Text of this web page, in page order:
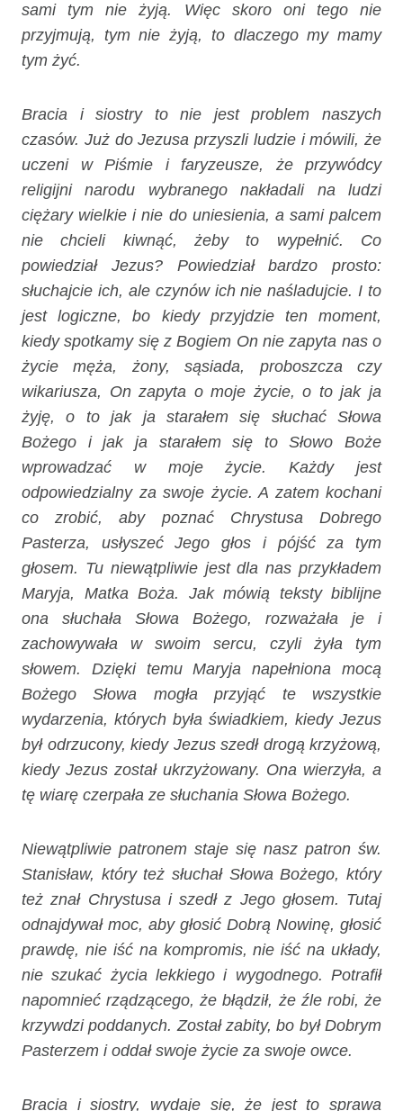
sami tym nie żyją. Więc skoro oni tego nie
przyjmują, tym nie żyją, to dlaczego my mamy
tym żyć.
Bracia i siostry to nie jest problem naszych
czasów. Już do Jezusa przyszli ludzie i mówili, że
uczeni w Piśmie i faryzeusze, że przywódcy
religijni narodu wybranego nakładali na ludzi
ciężary wielkie i nie do uniesienia, a sami palcem
nie chcieli kiwnąć, żeby to wypełnić. Co
powiedział Jezus? Powiedział bardzo prosto:
słuchajcie ich, ale czynów ich nie naśladujcie. I to
jest logiczne, bo kiedy przyjdzie ten moment,
kiedy spotkamy się z Bogiem On nie zapyta nas o
życie męża, żony, sąsiada, proboszcza czy
wikariusza, On zapyta o moje życie, o to jak ja
żyję, o to jak ja starałem się słuchać Słowa
Bożego i jak ja starałem się to Słowo Boże
wprowadzać w moje życie. Każdy jest
odpowiedzialny za swoje życie. A zatem kochani
co zrobić, aby poznać Chrystusa Dobrego
Pasterza, usłyszeć Jego głos i pójść za tym
głosem. Tu niewątpliwie jest dla nas przykładem
Maryja, Matka Boża. Jak mówią teksty biblijne
ona słuchała Słowa Bożego, rozważała je i
zachowywała w swoim sercu, czyli żyła tym
słowem. Dzięki temu Maryja napełniona mocą
Bożego Słowa mogła przyjąć te wszystkie
wydarzenia, których była świadkiem, kiedy Jezus
był odrzucony, kiedy Jezus szedł drogą krzyżową,
kiedy Jezus został ukrzyżowany. Ona wierzyła, a
tę wiarę czerpała ze słuchania Słowa Bożego.
Niewątpliwie patronem staje się nasz patron św.
Stanisław, który też słuchał Słowa Bożego, który
też znał Chrystusa i szedł z Jego głosem. Tutaj
odnajdywał moc, aby głosić Dobrą Nowinę, głosić
prawdę, nie iść na kompromis, nie iść na układy,
nie szukać życia lekkiego i wygodnego. Potrafił
napomnieć rządzącego, że błądził, że źle robi, że
krzywdzi poddanych. Został zabity, bo był Dobrym
Pasterzem i oddał swoje życie za swoje owce.
Bracia i siostry, wydaje się, że jest to sprawa